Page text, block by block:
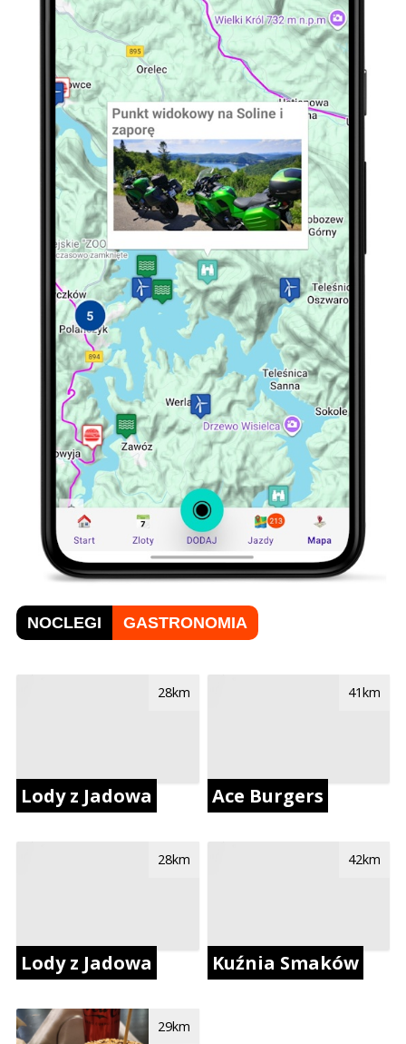
NOCLEGI GASTRONOMIA
Lody z Jadowa
28km
Lody z Jadowa
28km
29km
Ace Burgers
41km
Kuźnia Smaków
42km